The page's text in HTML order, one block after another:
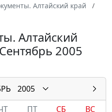
Алтайский край
Алтайский
2005
2005
ПТ СБ
ВС